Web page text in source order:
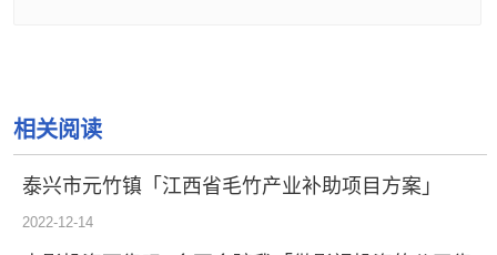
相关阅读
泰兴市元竹镇「江西省毛竹产业补助项目方案」
2022-12-14